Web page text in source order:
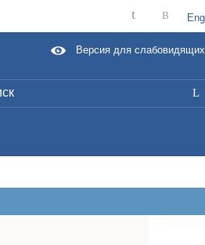
t B Eng
L
Версия для слабовидящих